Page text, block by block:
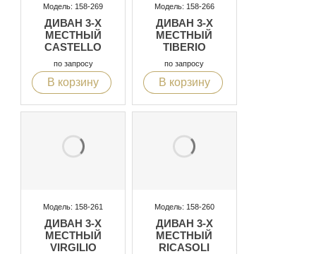
Модель: 158-269
ДИВАН 3-Х
МЕСТНЫЙ
CASTELLO
по запросу
В корзину
Модель: 158-266
ДИВАН 3-Х
МЕСТНЫЙ
TIBERIO
по запросу
В корзину
Модель: 158-261
ДИВАН 3-Х
МЕСТНЫЙ
VIRGILIO
Модель: 158-260
ДИВАН 3-Х
МЕСТНЫЙ
RICASOLI